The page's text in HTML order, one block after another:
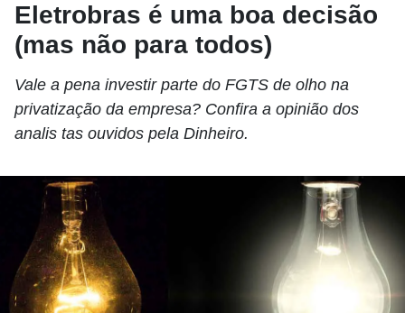
Eletrobras é uma boa decisão
(mas não para todos)
Vale a pena investir parte do FGTS de olho na
privatização da empresa? Confira a opinião dos
analis tas ouvidos pela Dinheiro.